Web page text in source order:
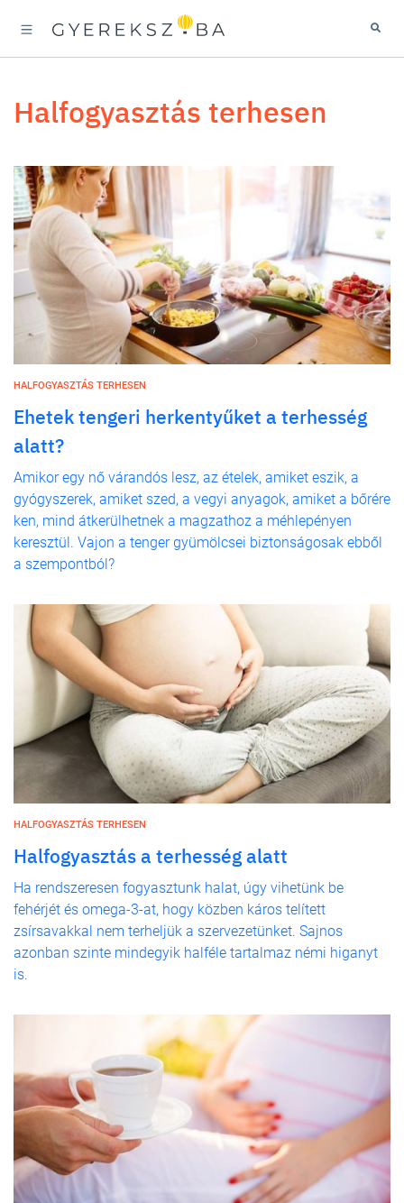
halfogyasztás terhesen
HALFOGYASZTÁS TERHESEN
Ehetek tengeri herkentyűket a terhesség
alatt?
Amikor egy nő várandós lesz, az ételek, amiket eszik, a
gyógyszerek, amiket szed, a vegyi anyagok, amiket a bőrére
ken, mind átkerülhetnek a magzathoz a méhlepényen
keresztül. Vajon a tenger gyümölcsei biztonságosak ebből
a szempontból?
HALFOGYASZTÁS TERHESEN
Halfogyasztás a terhesség alatt
Ha rendszeresen fogyasztunk halat, úgy vihetünk be
fehérjét és omega-3-at, hogy közben káros telített
zsírsavakkal nem terheljük a szervezetünket. Sajnos
azonban szinte mindegyik halféle tartalmaz némi higanyt
is.